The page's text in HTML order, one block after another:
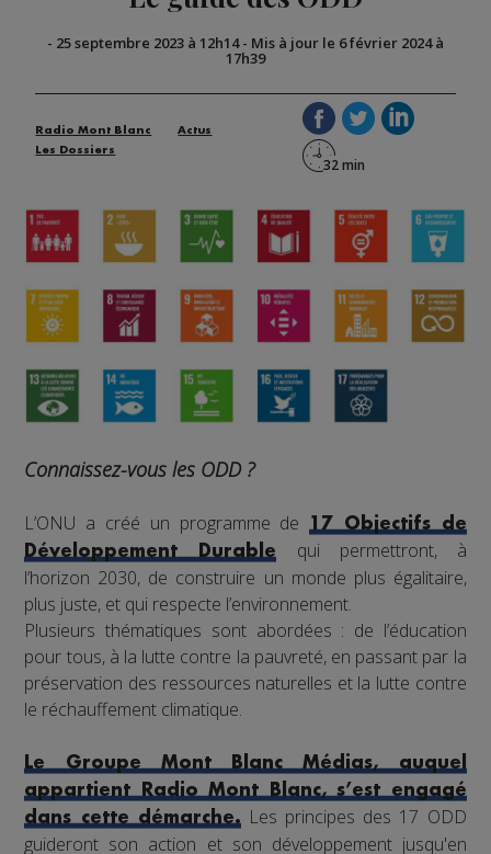
- 25 septembre 2023 à 12h14- Mis à jour le 6 février 2024 à
17h39
Radio Mont Blanc
Actus
Les Dossiers
Connaissez-vous les ODD ?
L’ONU a créé un programme de17 Objectifs de
Développement Durable
qui permettront, à
l’horizon 2030, de construire un monde plus égalitaire,
plus juste, et qui respecte l’environnement.
Plusieurs thématiques sont abordées : de l’éducation
pour tous, à la lutte contre la pauvreté, en passant par la
préservation des ressources naturelles et la lutte contre
le réchauffement climatique.
Le Groupe Mont Blanc Médias, auquel
appartient Radio Mont Blanc, s’est engagé
dans cette démarche.Les principes des 17 ODD
guideront son action et son développement jusqu'en